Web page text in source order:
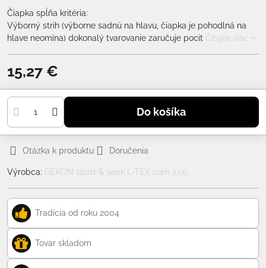
Čiapka spĺňa kritéria:
Výborný strih (výborne sadnú na hlavu, čiapka je pohodlná na
hlave neomína) dokonalý tvarovanie zaručuje pocit Čítajte viac
15,27 €
Do košíka
Otázka k produktu Doručenia
Výrobca: GEKON sport & work L-TEX com s.r.o.
Tradícia od roku 2004
Tovar skladom